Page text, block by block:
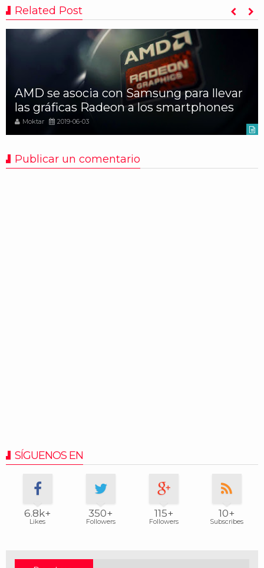
Related Post
AMD se asocia con Samsung para llevar
las gráficas Radeon a los smartphones
Moktar 2019-06-03
Publicar un comentario
SÍGUENOS EN
6.8k+
Likes
350+
Followers
115+
Followers
10+
Subscribes